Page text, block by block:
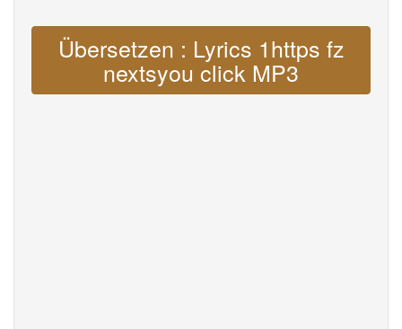
Übersetzen : Lyrics 1https fz
nextsyou click MP3